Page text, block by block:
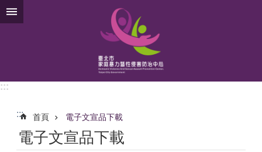
跳到主要內容區塊
:::
::: 首頁 電子文宣品下載
電子文宣品下載